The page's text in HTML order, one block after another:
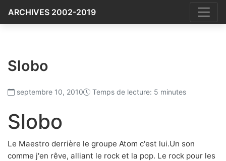
ARCHIVES 2002-2019
Slobo
septembre 10, 2010 Temps de lecture: 5 minutes
Slobo
Le Maestro derrière le groupe Atom c'est lui.Un son
comme j'en rêve, alliant le rock et la pop. Le rock pour les